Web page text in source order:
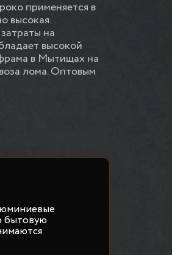
применяется в
высокая.
на
высокой
в Мытищах на
лома. Оптовым
бытовую